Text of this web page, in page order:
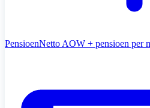
PensioenNetto AOW + pensioen per